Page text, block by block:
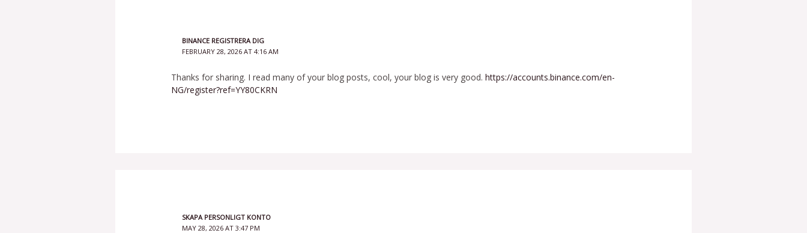
BINANCE REGISTRERA DIG
FEBRUARY 28, 2026 AT 4:16 AM
Thanks for sharing. I read many of your blog posts, cool, your blog is very good.https://accounts.binance.com/en-
NG/register?ref=YY80CKRN
SKAPA PERSONLIGT KONTO
MAY 28, 2026 AT 3:47 PM